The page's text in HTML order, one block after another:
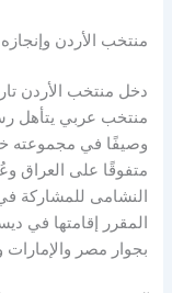
منتخب الأردن
دخل منتخب الأردن
وصيفًا في مجموعته
متفوقًا على العراق
المقرر إقامتها في
بجوار مصر والإمارات